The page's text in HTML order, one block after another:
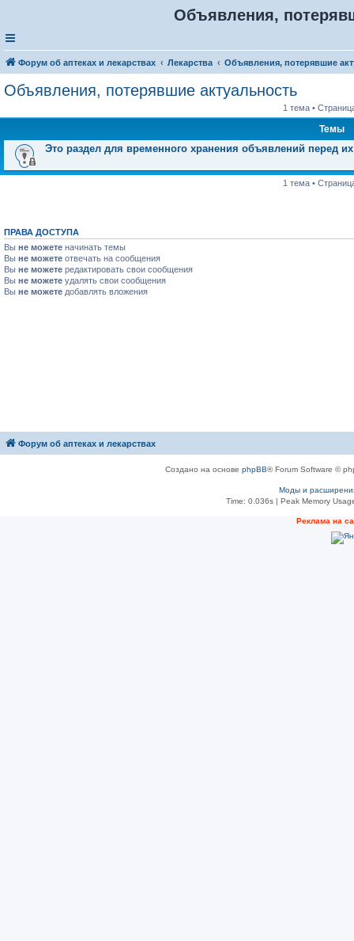
Объявления,
Форум об аптеках и лекарствах Лекарства Объявления, потерявшие
Объявления, потерявшие актуальность
1 тема •
Темы
Это раздел для временного хранения объявлений перед
1 тема •
ПРАВА ДОСТУПА
Вы не можете начинать темы
Вы не можете отвечать на сообщения
Вы не можете редактировать свои сообщения
Вы не можете удалять свои сообщения
Вы не можете добавлять вложения
Форум об аптеках и лекарствах
Создано на основе phpBB® Forum Software ©
Моды и
Time: 0.036s | Peak Memory
Рeклама на